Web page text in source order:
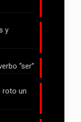
y
“ser”
roto un